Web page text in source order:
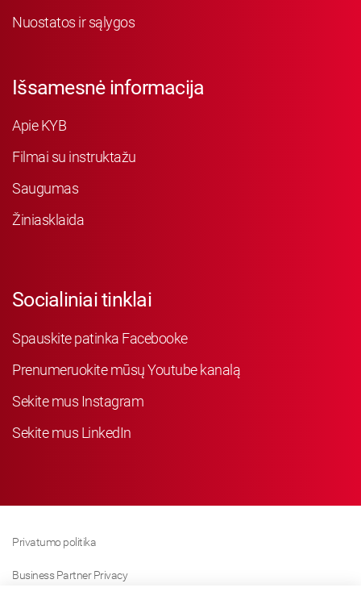
Nuostatos ir sąlygos
Išsamesnė informacija
Apie KYB
Filmai su instruktažu
Saugumas
Žiniasklaida
Socialiniai tinklai
Spauskite patinka Facebooke
Prenumeruokite mūsų Youtube kanalą
Sekite mus Instagram
Sekite mus LinkedIn
Privatumo politika
Business Partner Privacy